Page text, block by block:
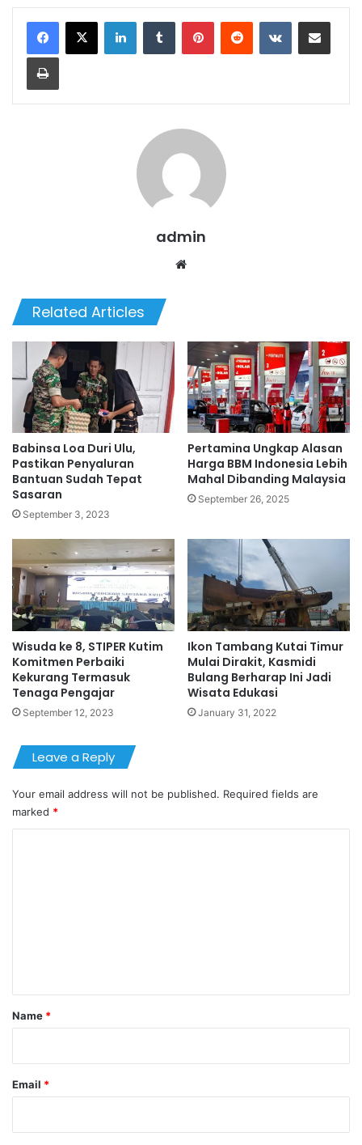
LinkedInTumblr PinterestReddit VKontakteShare via Email
Print
admin
Related Articles
Babinsa Loa Duri Ulu,
Pastikan Penyaluran
Bantuan Sudah Tepat
Sasaran
September 3, 2023
Pertamina Ungkap Alasan
Harga BBM Indonesia Lebih
Mahal Dibanding Malaysia
September 26, 2025
Wisuda ke 8, STIPER Kutim
Komitmen Perbaiki
Kekurang Termasuk
Tenaga Pengajar
September 12, 2023
Ikon Tambang Kutai Timur
Mulai Dirakit, Kasmidi
Bulang Berharap Ini Jadi
Wisata Edukasi
January 31, 2022
Leave a Reply
Your email address will not be published. Required fields are
marked *
*
Name *
Email *